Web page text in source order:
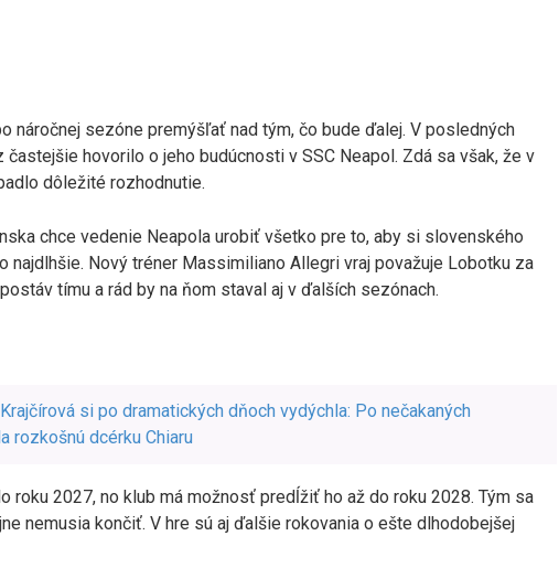
náročnej sezóne premýšľať nad tým, čo bude ďalej. V posledných
hovorilo o jeho budúcnosti v SSC Neapol. Zdá sa však, že v
dôležité rozhodnutie.
chce vedenie Neapola urobiť všetko pre to, aby si slovenského
najdlhšie. Nový tréner Massimiliano Allegri vraj považuje Lobotku za
tímu a rád by na ňom staval aj v ďalších sezónach.
si po dramatických dňoch vydýchla: Po nečakaných
rozkošnú dcérku Chiaru
roku 2027, no klub má možnosť predĺžiť ho až do roku 2028. Tým sa
nemusia končiť. V hre sú aj ďalšie rokovania o ešte dlhodobejšej